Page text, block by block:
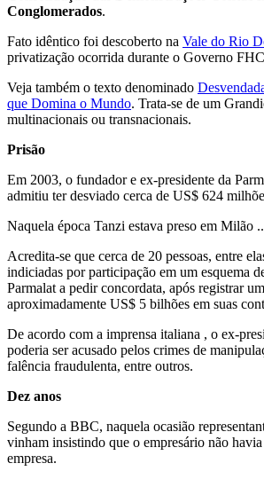
Conglomerados.
Fato idêntico foi descoberto na Vale do Rio
privatização ocorrida durante o Governo
Veja também o texto denominado
que Domina o Mundo. Trata-se de um
multinacionais ou transnacionais.
Prisão
Em 2003, o fundador e ex-presidente da
admitiu ter desviado cerca de US$ 624
Naquela época Tanzi estava preso em Milão
Acredita-se que cerca de 20 pessoas, entre
indiciadas por participação em um esquema
Parmalat a pedir concordata, após registrar
aproximadamente US$ 5 bilhões em suas
De acordo com a imprensa italiana , o ex-
poderia ser acusado pelos crimes de
falência fraudulenta, entre outros.
Dez anos
Segundo a BBC, naquela ocasião
vinham insistindo que o empresário não
empresa.